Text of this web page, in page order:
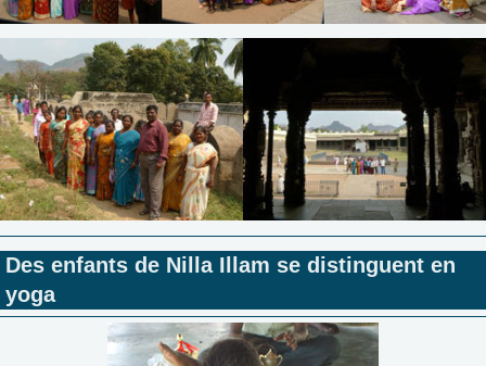
Des enfants de Nilla Illam se distinguent en
yoga